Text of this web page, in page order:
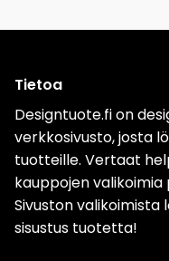
Tietoa
Designtuote.fi on
verkkosivusto, josta
tuotteille. Vertaat
kauppojen
Sivuston valikoimista
sisustus tuotetta!